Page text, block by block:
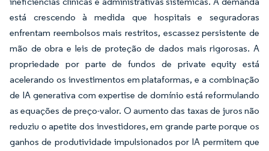
está crescendo à medida que hospitais e seguradoras
enfrentam reembolsos mais restritos, escassez persistente de
mão de obra e leis de proteção de dados mais rigorosas. A
propriedade por parte de fundos de private equity está
acelerando os investimentos em plataformas, e a combinação
de IA generativa com expertise de domínio está reformulando
as equações de preço-valor. O aumento das taxas de juros não
reduziu o apetite dos investidores, em grande parte porque os
ganhos de produtividade impulsionados por IA permitem que